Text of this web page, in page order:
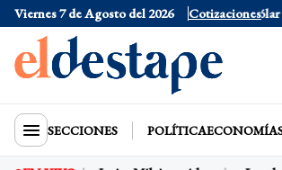
Viernes 7 de Agosto del 2026 Cotizaciones
Dólar Oficial $1520 Dólar
SECCIONES POLÍTICAECONOMÍA